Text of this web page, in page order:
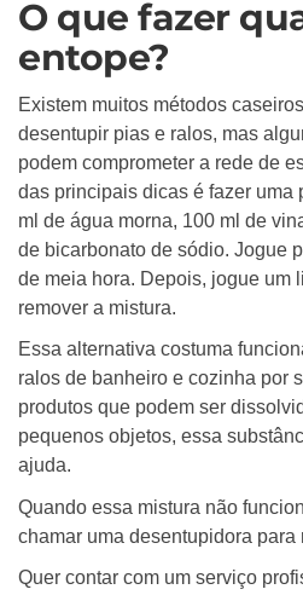
O que fazer
entope?
Existem muitos métodos
desentupir pias e ralos, mas
podem comprometer a rede de
das principais dicas é fazer uma
ml de água morna, 100 ml de
de bicarbonato de sódio. Jogue
de meia hora. Depois, jogue um
remover a mistura.
Essa alternativa costuma
ralos de banheiro e cozinha por
produtos que podem ser
pequenos objetos, essa
ajuda.
Quando essa mistura não
chamar uma desentupidora para
Quer contar com um serviço